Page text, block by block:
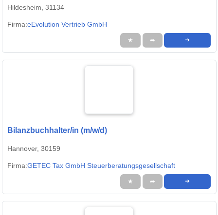
Hildesheim, 31134
Firma:eEvolution Vertrieb GmbH
★ ➦ ➜
Bilanzbuchhalter/in (m/w/d)
Hannover, 30159
Firma:GETEC Tax GmbH Steuerberatungsgesellschaft
★ ➦ ➜